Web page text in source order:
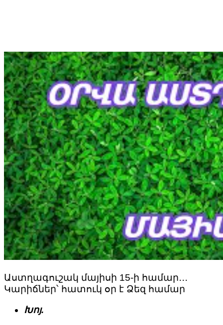
Աստղագուշակ մայիսի 15-ի համար․․․
Կարիճներ՝ հատուկ օր է Ձեզ համար
Խոյ.